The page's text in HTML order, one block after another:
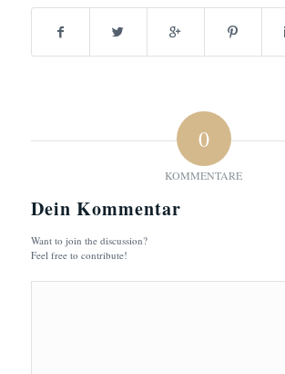
0
KOMMENTARE
Dein Kommentar
Want to join the discussion?
Feel free to contribute!